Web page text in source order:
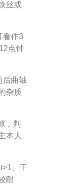
丝或
如果
急措
有的
后将
的东
引起
草酸
洗剂
辆启
烧
三元
况就
看作3
点钟
握住
同的
练
真实
方
后曲轴
杂质
效果
、
缸体
中，
使用
油现
性，
，判
本人
或4s
轴磨
生异
、干
耐